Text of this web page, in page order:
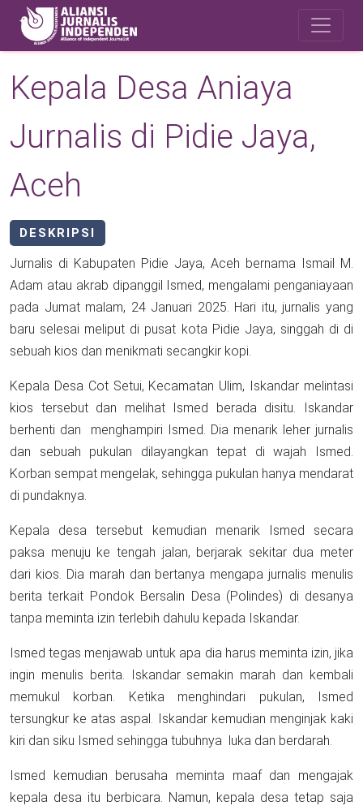
Skip to main content
Kepala Desa Aniaya
Jurnalis di Pidie Jaya,
Aceh
DESKRIPSI
Jurnalis di Kabupaten Pidie Jaya, Aceh bernama Ismail M.
Adam atau akrab dipanggil Ismed, mengalami penganiayaan
pada Jumat malam, 24 Januari 2025. Hari itu, jurnalis yang
baru selesai meliput di pusat kota Pidie Jaya, singgah di di
sebuah kios dan menikmati secangkir kopi.
Kepala Desa Cot Setui, Kecamatan Ulim, Iskandar melintasi
kios tersebut dan melihat Ismed berada disitu. Iskandar
berhenti dan menghampiri Ismed. Dia menarik leher jurnalis
dan sebuah pukulan dilayangkan tepat di wajah Ismed.
Korban sempat mengelak, sehingga pukulan hanya mendarat
di pundaknya.
Kepala desa tersebut kemudian menarik Ismed secara
paksa menuju ke tengah jalan, berjarak sekitar dua meter
dari kios. Dia marah dan bertanya mengapa jurnalis menulis
berita terkait Pondok Bersalin Desa (Polindes) di desanya
tanpa meminta izin terlebih dahulu kepada Iskandar.
Ismed tegas menjawab untuk apa dia harus meminta izin, jika
ingin menulis berita. Iskandar semakin marah dan kembali
memukul korban. Ketika menghindari pukulan, Ismed
tersungkur ke atas aspal. Iskandar kemudian menginjak kaki
kiri dan siku Ismed sehingga tubuhnya luka dan berdarah.
Ismed kemudian berusaha meminta maaf dan mengajak
kepala desa itu berbicara. Namun, kepala desa tetap saja